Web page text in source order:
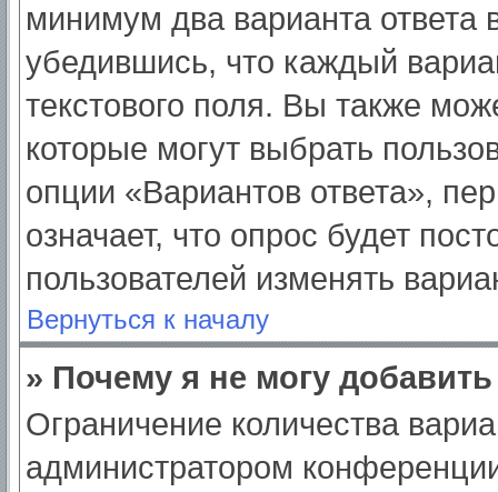
минимум два варианта ответа
убедившись, что каждый
текстового поля. Вы также
которые могут выбрать
опции «Вариантов ответа»,
означает, что опрос будет
пользователей изменять
Вернуться к началу
» Почему я не могу
Ограничение количества
администратором